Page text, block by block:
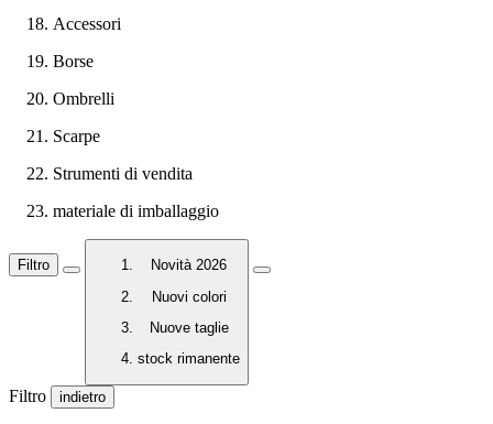
Accessori
Borse
Ombrelli
Scarpe
Strumenti di vendita
materiale di imballaggio
Filtro
Novità 2026
Nuovi colori
Nuove taglie
stock rimanente
Filtro indietro